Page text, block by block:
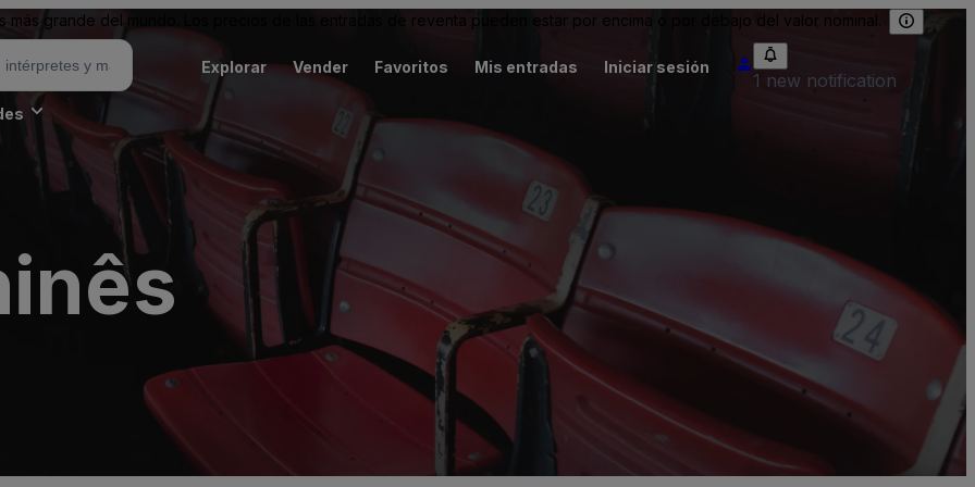
más grande del mundo. Los precios de las entradas de reventa pueden estar por encima o por debajo del valor nominal.
Explorar Vender Favoritos Mis entradas Iniciar sesión
1 new notification